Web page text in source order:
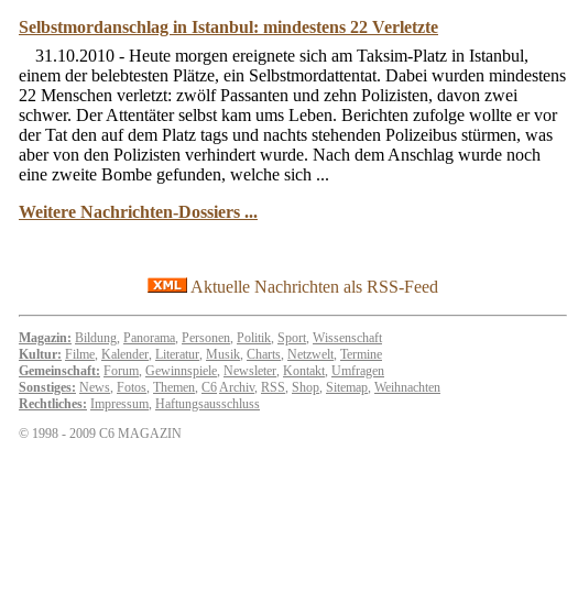
Selbstmordanschlag in Istanbul: mindestens 22 Verletzte
31.10.2010 - Heute morgen ereignete sich am Taksim-Platz in Istanbul,
einem der belebtesten Plätze, ein Selbstmordattentat. Dabei wurden mindestens
22 Menschen verletzt: zwölf Passanten und zehn Polizisten, davon zwei
schwer. Der Attentäter selbst kam ums Leben. Berichten zufolge wollte er vor
der Tat den auf dem Platz tags und nachts stehenden Polizeibus stürmen, was
aber von den Polizisten verhindert wurde. Nach dem Anschlag wurde noch
eine zweite Bombe gefunden, welche sich ...
Weitere Nachrichten-Dossiers ...
Aktuelle Nachrichten als RSS-Feed
Magazin: Bildung, Panorama, Personen, Politik, Sport, Wissenschaft
Kultur: Filme, Kalender, Literatur, Musik, Charts, Netzwelt, Termine
Gemeinschaft: Forum, Gewinnspiele, Newsleter, Kontakt, Umfragen
Sonstiges: News, Fotos, Themen, C6Archiv, RSS, Shop, Sitemap, Weihnachten
Rechtliches: Impressum, Haftungsausschluss
© 1998 - 2009 C6 MAGAZIN